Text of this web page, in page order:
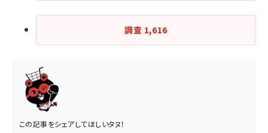
調査 1,616
この記事をシェアしてほしいタヌ！